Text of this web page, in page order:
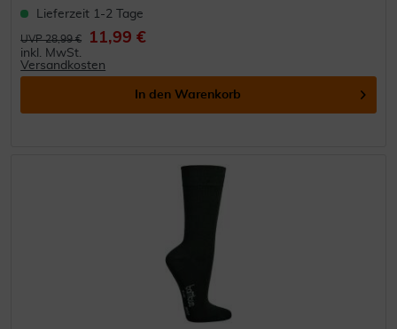
Lieferzeit 1-2 Tage
UVP 28,99 € 11,99 €
inkl. MwSt.
Versandkosten
In den Warenkorb